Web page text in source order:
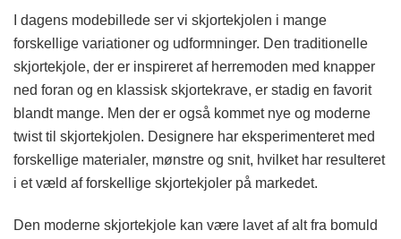
I dagens modebillede ser vi skjortekjolen i mange
forskellige variationer og udformninger. Den traditionelle
skjortekjole, der er inspireret af herremoden med knapper
ned foran og en klassisk skjortekrave, er stadig en favorit
blandt mange. Men der er også kommet nye og moderne
twist til skjortekjolen. Designere har eksperimenteret med
forskellige materialer, mønstre og snit, hvilket har resulteret
i et væld af forskellige skjortekjoler på markedet.
Den moderne skjortekjole kan være lavet af alt fra bomuld